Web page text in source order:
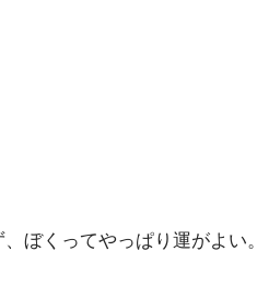
ぼくってやっぱり運がよい。